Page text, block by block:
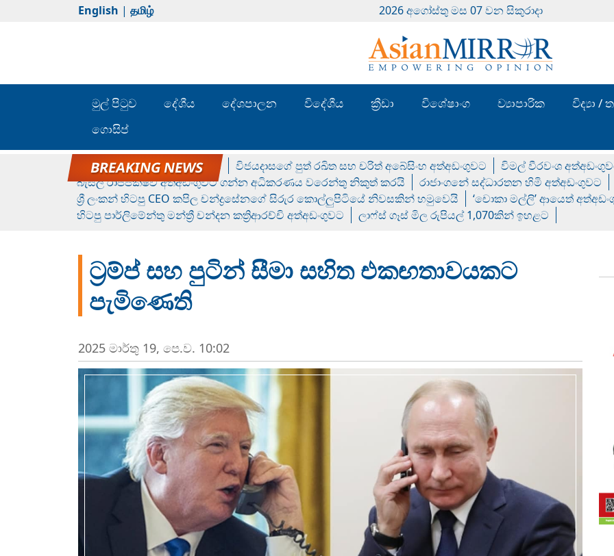
English | தமிழ் 2026 අගෝස්‍තු මස 07 වන සිකුරාදා
මුල් පිටුව දේශීය දේශපාලන විදේශීය ක්‍රීඩා විශේෂාංග ව්‍යාපාරික විද්‍යා /
ගොසිප්
රන් ගෙනා රුමේෂ්ගේ හෙල්ලය විජයදාසගේ පුත් රඛිත සහ චරිත් අබේසිංහ අත්අඩංගුවට විමල් වීරවංශ
බැසිල් රාජපක්ෂව අත්අඩංගුවට ගන්න අධිකරණය වරෙන්තු නිකුත් කරයි
රාජාංගනේ සද්ධාරතන හිමි අත්අඩංගුවට
ශ්‍රී ලංකන් හිටපු CEO කපිල චන්ද්‍රසේනගේ සිරුර කොල්ලුපිටියේ නිවසකින් හමුවෙයි
‘චොකා මල්ලි’ ආයෙත්
හිටපු පාර්ලිමේන්තු මන්ත්‍රී චන්දන කත්‍රිආරච්චි අත්අඩංගුවට
ලාෆ්ස් ගෑස් මිල රුපියල් 1,070කින් ඉහළට
ට්‍රම්ප් සහ පුටින් සීමා සහිත එකඟතාවයකට
පැමිණෙති
2025 මාර්තු 19, පෙ.ව. 10:02